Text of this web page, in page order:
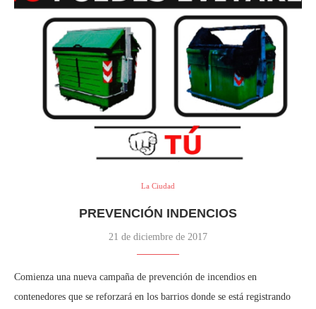
La Ciudad
PREVENCIÓN INDENCIOS
21 de diciembre de 2017
Comienza una nueva campaña de prevención de incendios en
contenedores que se reforzará en los barrios donde se está registrando